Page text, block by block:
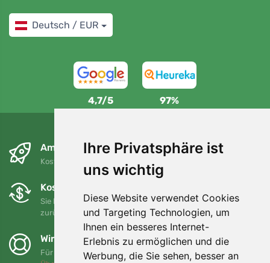
Ihre Privatsphäre ist
uns wichtig
Diese Website verwendet Cookies
und Targeting Technologien, um
Ihnen ein besseres Internet-
Erlebnis zu ermöglichen und die
Werbung, die Sie sehen, besser an
Deutsch / EUR
4,7/5 97%
Am nächsten Tag und kostenlos
Kostenloser Versand für Bestellungen über 80 EUR
Kostenloser Umtausch und Rückgabe
Sie können Ihre Bestellung jederzeit innerhalb von 90 Tagen
zurückgeben oder umtauschen.
Wir unterstützen Trees.org
Für jede Bestellung pflanzen wir einen Baum! Mehr lesen